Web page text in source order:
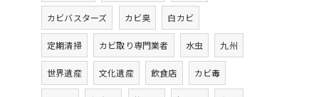
カビバスターズ カビ臭 白カビ
定期清掃 カビ取り専門業者 水虫 九州
世界遺産 文化遺産 飲食店 カビ毒